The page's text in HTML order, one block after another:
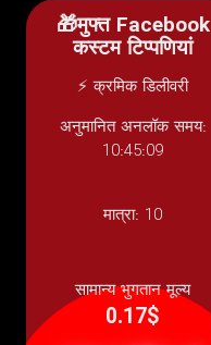
🎁मुफ्त Facebook
कस्टम टिप्पणियां
⚡ क्रमिक डिलीवरी
अनुमानित अनलॉक समय:
10:45:09
मात्रा: 10
सामान्य भुगतान मूल्य
0.17$